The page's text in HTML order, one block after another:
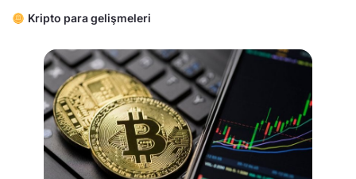
Kripto para gelişmeleri